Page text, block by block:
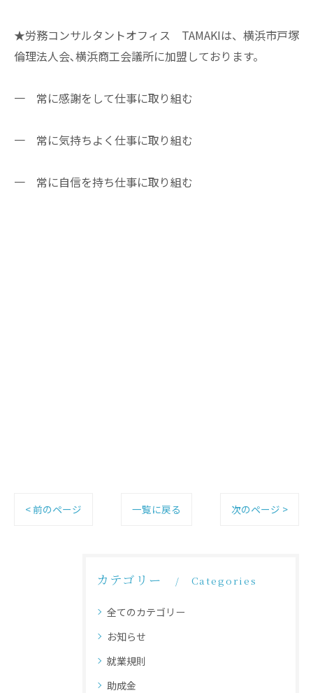
★労務コンサルタントオフィス TAMAKIは、横浜市戸塚
倫理法人会､横浜商工会議所に加盟しております。
一 常に感謝をして仕事に取り組む
一 常に気持ちよく仕事に取り組む
一 常に自信を持ち仕事に取り組む
< 前のページ 一覧に戻る 次のページ >
カテゴリー Categories
全てのカテゴリー
お知らせ
就業規則
助成金